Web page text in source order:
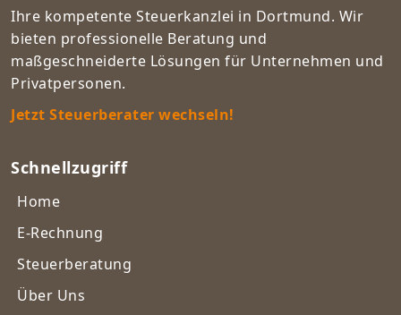
Ihre kompetente Steuerkanzlei in Dortmund. Wir
bieten professionelle Beratung und
maßgeschneiderte Lösungen für Unternehmen und
Privatpersonen.
Jetzt Steuerberater wechseln!
Schnellzugriff
Home
E-Rechnung
Steuerberatung
Über Uns